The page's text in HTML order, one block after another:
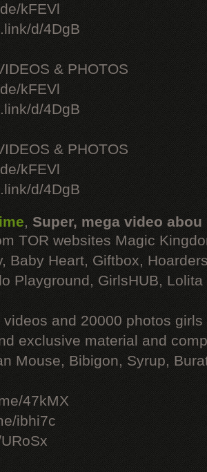
kFEVl
d/4DgB
& PHOTOS
kFEVl
d/4DgB
& PHOTOS
kFEVl
d/4DgB
, Super, mega video abou
TOR websites Magic
Baby Heart, Giftbox,
Playground, GirlsHUB, Lolita
videos and 20000 photos
exclusive material and
Mouse, Bibigon, Syrup,
47kMX
ibhi7c